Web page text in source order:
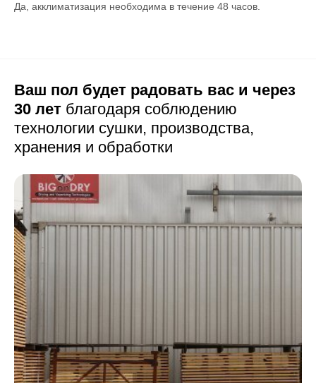
Да, акклиматизация необходима в течение 48 часов.
Ваш пол будет радовать вас и через
30 лет благодаря соблюдению
технологии сушки, производства,
хранения и обработки